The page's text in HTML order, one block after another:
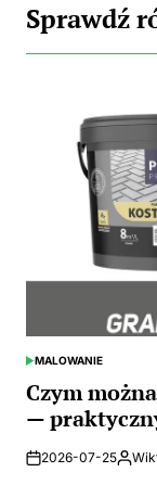
Sprawdź
POSTED
IN
MALOWANIE
Czym
—
2026-07-25Posted